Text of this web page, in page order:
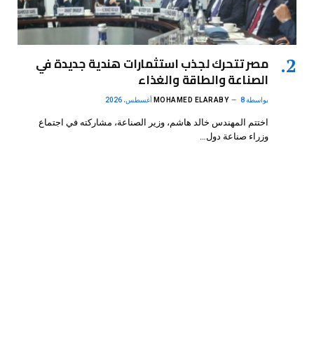
مصر تتحرك لجذب استثمارات هندية جديدة في
الصناعة والطاقة والغذاء
بواسطة MOHAMED ELARABY 8 أغسطس، 2026
اختتم المهندس خالد هاشم، وزير الصناعة، مشاركته في اجتماع
وزراء صناعة دول…